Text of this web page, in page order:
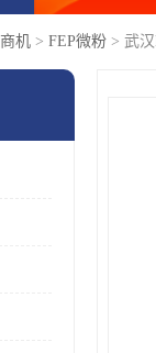
机 > FEP微粉 > 武